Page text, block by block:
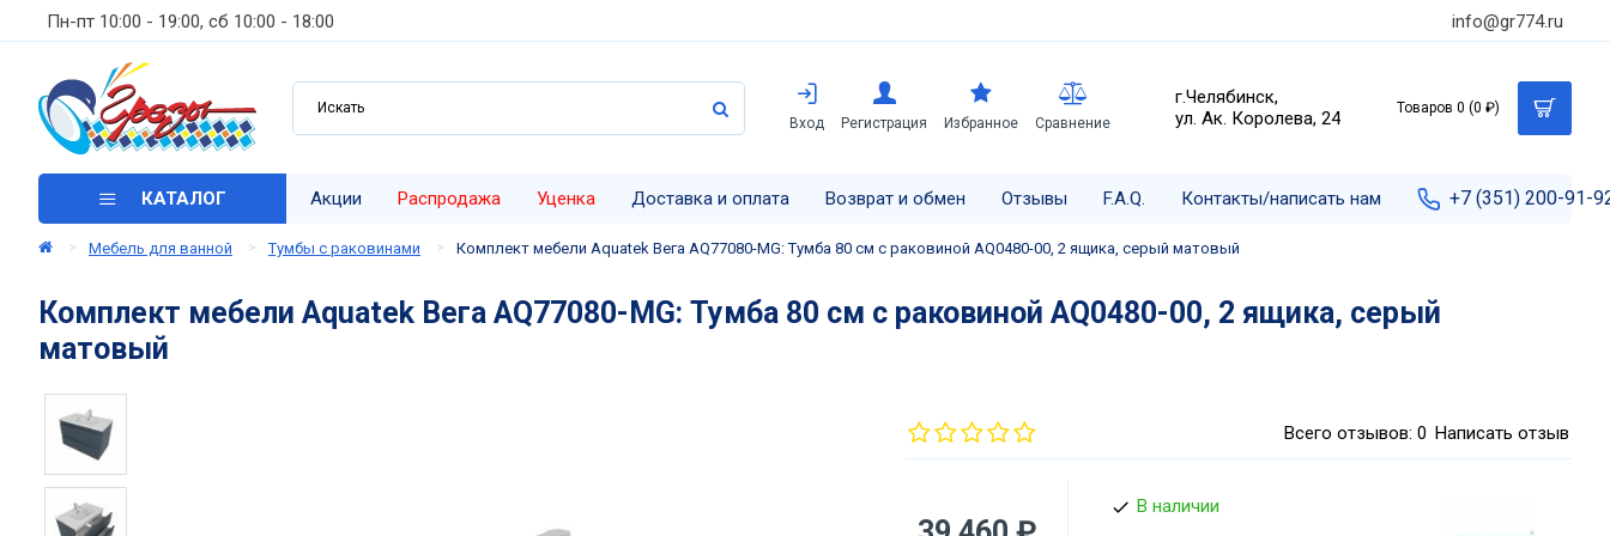
Пн-пт 10:00 - 19:00, сб 10:00 - 18:00 info@gr774.ru
Вход Регистрация Избранное Сравнение
г.Челябинск,
ул. Ак. Королева, 24
Товаров 0 (0 ₽)
КАТАЛОГ Акции Распродажа Уценка Доставка и оплата Возврат и обмен Отзывы F.A.Q. Контакты/написать нам +7 (351) 200-91-
Мебель для ванной Тумбы с раковинами Комплект мебели Aquatek Вега AQ77080-MG: Тумба 80 см с раковиной AQ0480-00, 2 ящика, серый матовый
Комплект мебели Aquatek Вега AQ77080-MG: Тумба 80 см с раковиной AQ0480-00, 2 ящика, серый
матовый
Всего отзывов: 0 Написать отзыв
В наличии